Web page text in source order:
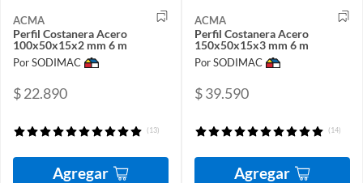
ACMA
Perfil Costanera Acero
100x50x15x2 mm 6 m
Por SODIMAC
$ 22.890
(13)
Agregar
ACMA
Perfil Costanera Acero
150x50x15x3 mm 6 m
Por SODIMAC
$ 39.590
(14)
Agregar